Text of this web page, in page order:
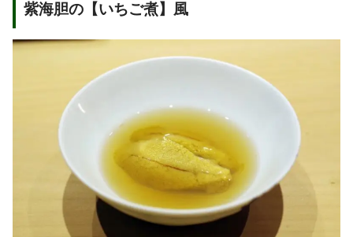
紫海胆の【いちご煮】風